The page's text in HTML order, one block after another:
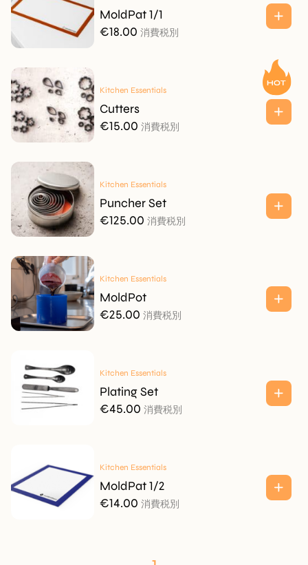
MoldPat 1/1
€18.00 消費税別
Kitchen Essentials
Cutters
€15.00 消費税別
Kitchen Essentials
Puncher Set
€125.00 消費税別
Kitchen Essentials
MoldPot
€25.00 消費税別
Kitchen Essentials
Plating Set
€45.00 消費税別
Kitchen Essentials
MoldPat 1/2
€14.00 消費税別